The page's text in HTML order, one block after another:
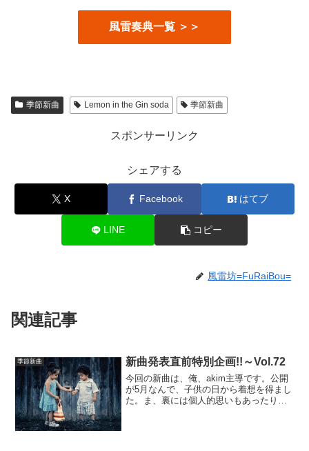
風雷奏典一覧 ＞＞
季節新曲 Lemon in the Gin soda 季節新曲
スポンサーリンク
シェアする
X Facebook はてブ
LINE コピー
風雷坊=FuRaiBou=
関連記事
季節新曲 新曲発表直前特別企画!!～Vol.72
今回の新曲は、俺、akim主導です。公開
が5月なんで、子供の日から着想を得まし
た。ま、裏には個人的思いもあったりす